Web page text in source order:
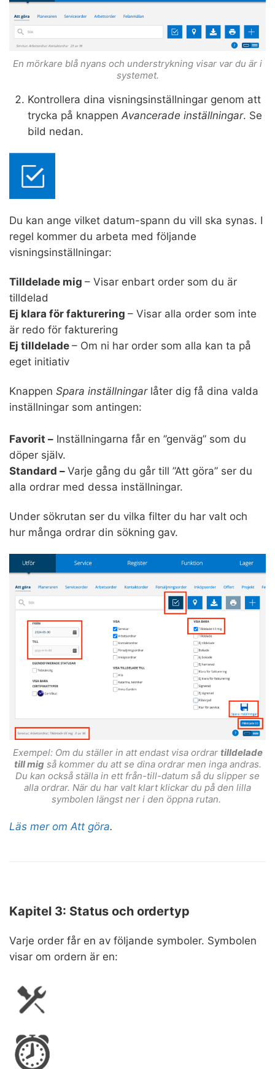
En mörkare blå nyans och understrykning visar var du är i
systemet.
Kontrollera dina visningsinställningar genom att
trycka på knappen Avancerade inställningar. Se
bild nedan.
Du kan ange vilket datum-spann du vill ska synas. I
regel kommer du arbeta med följande
visningsinställningar:
Tilldelade mig – Visar enbart order som du är
tilldelad
Ej klara för fakturering – Visar alla order som inte
är redo för fakturering
Ej tilldelade – Om ni har order som alla kan ta på
eget initiativ
Knappen Spara inställningarlåter dig få dina valda
inställningar som antingen:
Favorit – Inställningarna får en ”genväg” som du
döper själv.
Standard – Varje gång du går till ”Att göra” ser du
alla ordrar med dessa inställningar.
Under sökrutan ser du vilka filter du har valt och
hur många ordrar din sökning gav.
Exempel: Om du ställer in att endast visa ordrar tilldelade
till mig så kommer du att se dina ordrar men inga andras.
Du kan också ställa in ett från-till-datum så du slipper se
alla ordrar. När du har valt klart klickar du på den lilla
symbolen längst ner i den öppna rutan.
Läs mer om Att göra.
Kapitel 3: Status och ordertyp
Varje order får en av följande symboler. Symbolen
visar om ordern är en: